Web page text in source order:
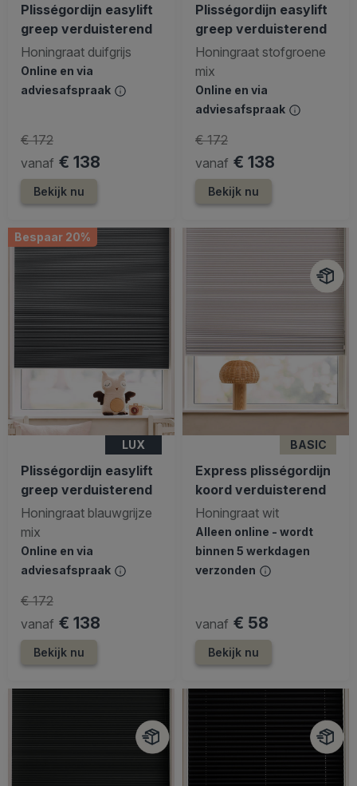
Plisségordijn easylift
greep verduisterend
Honingraat duifgrijs
Online en via
adviesafspraak
vanaf € 138
€ 172
Bekijk nu
Plisségordijn easylift
greep verduisterend
Honingraat stofgroene
mix
Online en via
adviesafspraak
vanaf € 138
€ 172
Bekijk nu
Bespaar 20%
LUX
Plisségordijn easylift
greep verduisterend
Honingraat blauwgrijze
mix
Online en via
adviesafspraak
vanaf € 138
€ 172
Bekijk nu
BASIC
Express plisségordijn
koord verduisterend
Honingraat wit
Alleen online - wordt
binnen 5 werkdagen
verzonden
vanaf € 58
Bekijk nu